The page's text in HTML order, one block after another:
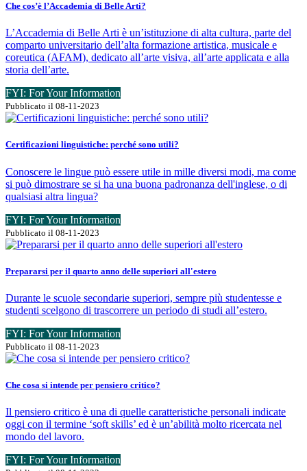
Che cos’è l’Accademia di Belle Arti?
L’Accademia di Belle Arti è un’istituzione di alta cultura, parte del
comparto universitario dell’alta formazione artistica, musicale e
coreutica (AFAM), dedicato all’arte visiva, all’arte applicata e alla
storia dell’arte.
FYI: For Your Information
Pubblicato il 08-11-2023
Certificazioni linguistiche: perché sono utili?
Conoscere le lingue può essere utile in mille diversi modi, ma come
si può dimostrare se si ha una buona padronanza dell'inglese, o di
qualsiasi altra lingua?
FYI: For Your Information
Pubblicato il 08-11-2023
Prepararsi per il quarto anno delle superiori all'estero
Durante le scuole secondarie superiori, sempre più studentesse e
studenti scelgono di trascorrere un periodo di studi all’estero.
FYI: For Your Information
Pubblicato il 08-11-2023
Che cosa si intende per pensiero critico?
Il pensiero critico è una di quelle caratteristiche personali indicate
oggi con il termine ‘soft skills’ ed è un’abilità molto ricercata nel
mondo del lavoro.
FYI: For Your Information